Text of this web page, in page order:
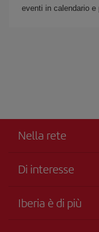
eventi in calendario e
Nella rete
Di interesse
La Sua sicurezza è
Iberia è di più